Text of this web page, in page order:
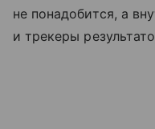
не понадобится, а
и трекеры